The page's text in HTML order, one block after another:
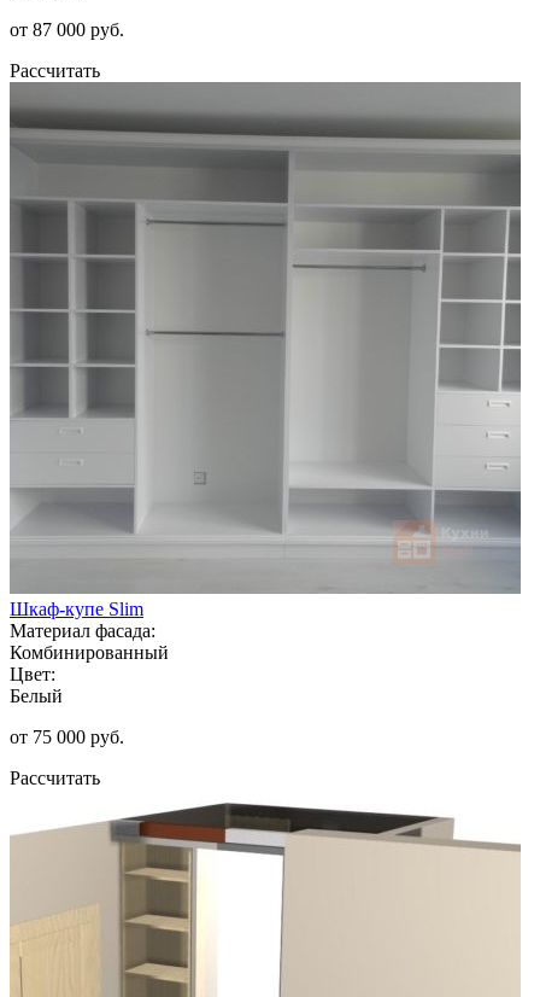
от 87 000 руб.
Рассчитать
Шкаф-купе Slim
Материал фасада:
Комбинированный
Цвет:
Белый
от 75 000 руб.
Рассчитать